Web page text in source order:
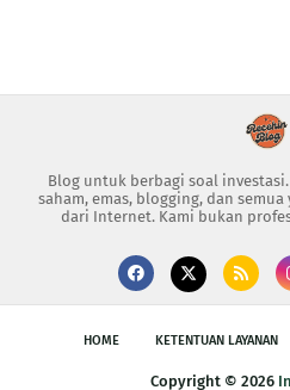
Blog untuk berbagi soal
saham, emas, blogging, dan
dari Internet. Kami bukan
HOME KETENTUAN LAYANAN
Copyright © 2026